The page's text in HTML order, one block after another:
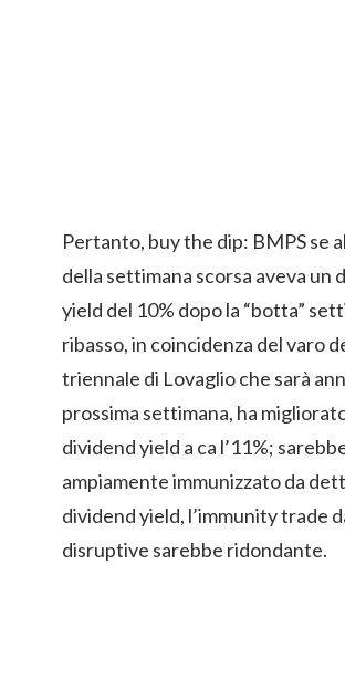
Pertanto, buy the dip: BMPS se
della settimana scorsa aveva un
yield del 10% dopo la “botta”
ribasso, in coincidenza del varo
triennale di Lovaglio che sarà
prossima settimana, ha
dividend yield a ca l’11%;
ampiamente immunizzato da
dividend yield, l’immunity trade
disruptive sarebbe ridondante.